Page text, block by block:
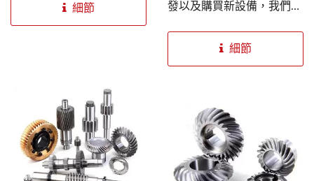
細節
發以及購買新設備，我們已
開線齒輪。同時我們持續不
斷與國外客戶及頂尖的研究
細節